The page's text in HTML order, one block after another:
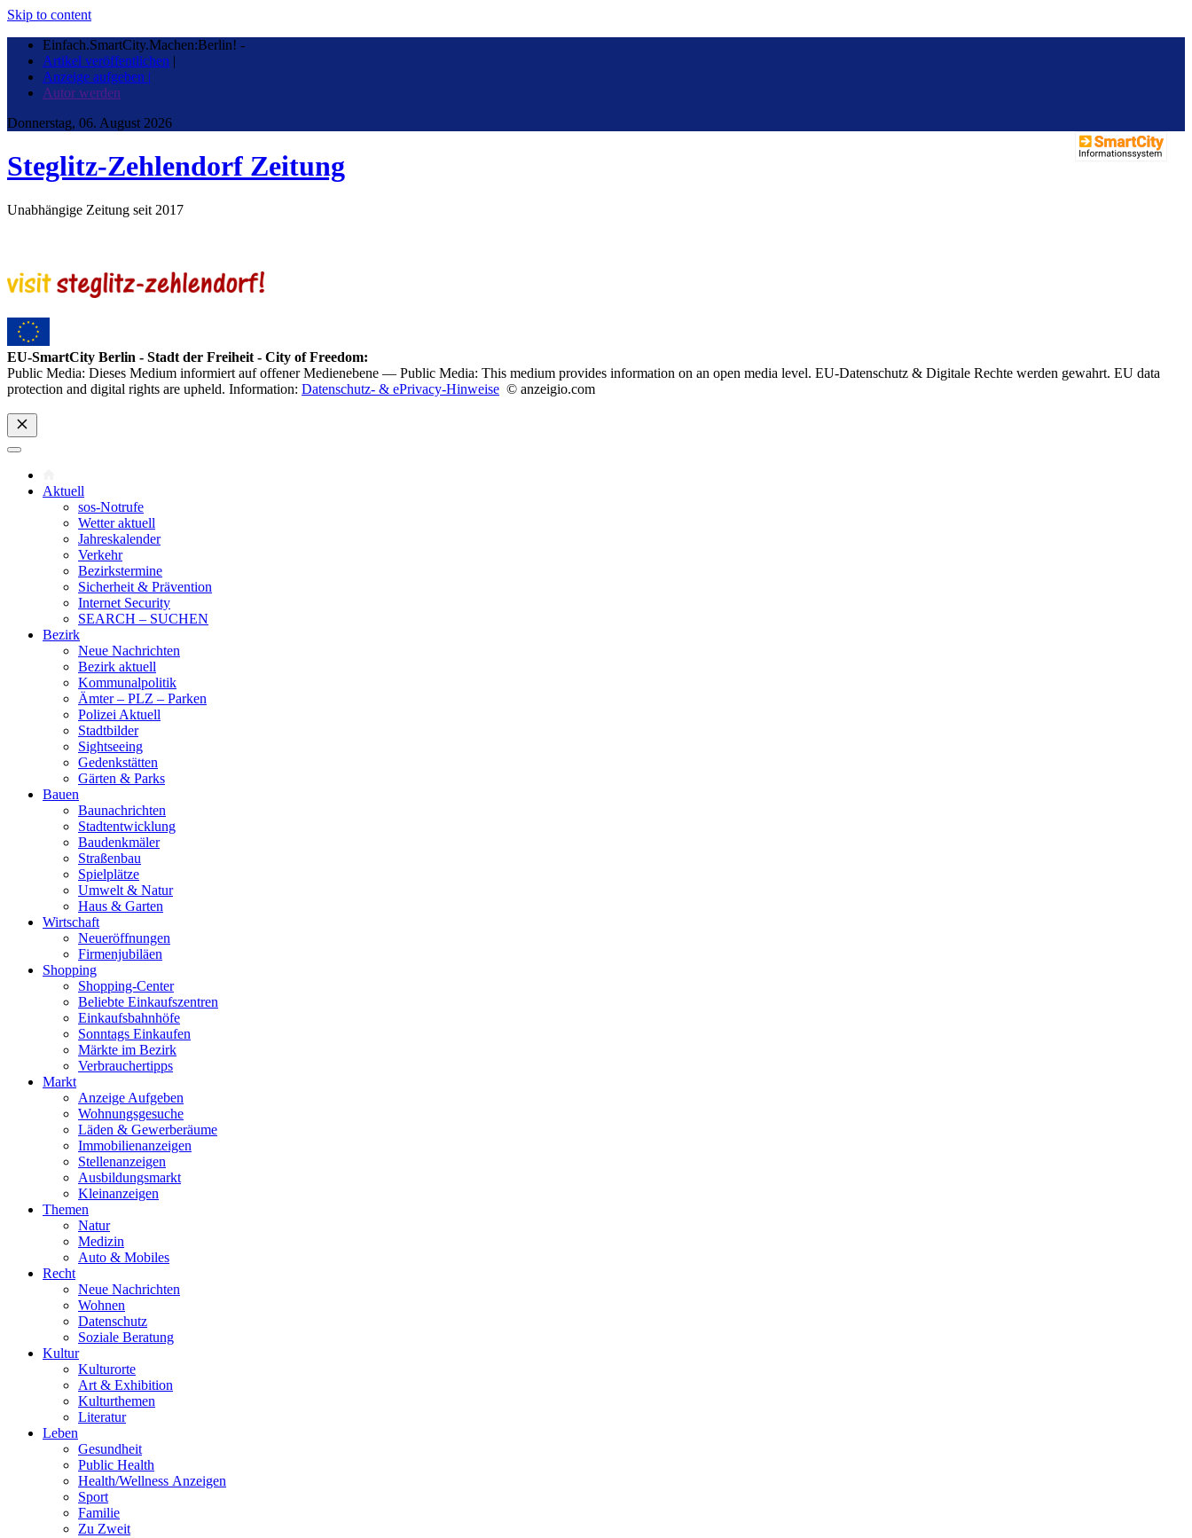
Skip to content
Einfach.SmartCity.Machen:Berlin! -
Artikel veröffentlichen |
Anzeige aufgeben |
Autor werden
Donnerstag, 06. August 2026
Steglitz-Zehlendorf Zeitung
Unabhängige Zeitung seit 2017
EU-SmartCity Berlin - Stadt der Freiheit - City of Freedom:
Public Media: Dieses Medium informiert auf offener Medienebene — Public Media: This medium provides information on an open media level. EU-Datenschutz & Digitale Rechte werden gewahrt. EU data
protection and digital rights are upheld. Information: Datenschutz- & ePrivacy-Hinweise © anzeigio.com
Aktuell
sos-Notrufe
Wetter aktuell
Jahreskalender
Verkehr
Bezirkstermine
Sicherheit & Prävention
Internet Security
SEARCH – SUCHEN
Bezirk
Neue Nachrichten
Bezirk aktuell
Kommunalpolitik
Ämter – PLZ – Parken
Polizei Aktuell
Stadtbilder
Sightseeing
Gedenkstätten
Gärten & Parks
Bauen
Baunachrichten
Stadtentwicklung
Baudenkmäler
Straßenbau
Spielplätze
Umwelt & Natur
Haus & Garten
Wirtschaft
Neueröffnungen
Firmenjubiläen
Shopping
Shopping-Center
Beliebte Einkaufszentren
Einkaufsbahnhöfe
Sonntags Einkaufen
Märkte im Bezirk
Verbrauchertipps
Markt
Anzeige Aufgeben
Wohnungsgesuche
Läden & Gewerberäume
Immobilienanzeigen
Stellenanzeigen
Ausbildungsmarkt
Kleinanzeigen
Themen
Natur
Medizin
Auto & Mobiles
Recht
Neue Nachrichten
Wohnen
Datenschutz
Soziale Beratung
Kultur
Kulturorte
Art & Exhibition
Kulturthemen
Literatur
Leben
Gesundheit
Public Health
Health/Wellness Anzeigen
Sport
Familie
Zu Zweit